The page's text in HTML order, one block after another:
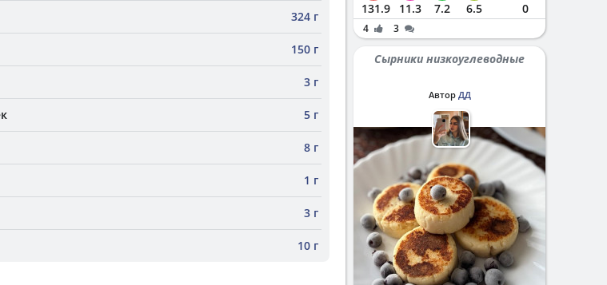
324 г
150 г
3 г
5 г
8 г
1 г
3 г
10 г
131.9 11.3 7.2 6.5 0
4 3
Сырники низкоуглеводные
Автор ДД